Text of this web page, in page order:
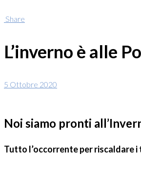
Share
L’inverno è alle
5 Ottobre 2020
Noi siamo pronti
Tutto l’occorrente per riscaldare i